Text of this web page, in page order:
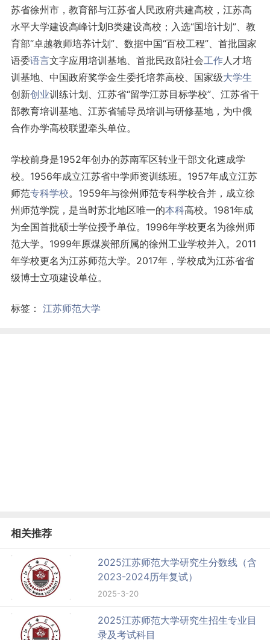
苏省徐州市，教育部与江苏省人民政府共建高校，江苏高
水平大学建设高峰计划B类建设高校；入选“国培计划”、教
育部“卓越教师培养计划”、数据中国“百校工程”、首批国家
语委语言文字应用培训基地、首批民政部社会工作人才培
训基地、中国政府奖学金生委托培养高校、国家级大学生
创新创业训练计划、江苏省“留学江苏目标学校”、江苏省干
部教育培训基地、江苏省辅导员培训与研修基地，为中俄
合作办学高校联盟牵头单位。
学校前身是1952年创办的苏南军区转业干部文化速成学
校。1956年成立江苏省中学师资训练班。1957年成立江苏
师范专科学校。1959年与徐州师范专科学校合并，成立徐
州师范学院，是当时苏北地区唯一的本科高校。1981年成
为全国首批硕士学位授予单位。1996年学校更名为徐州师
范大学。1999年原煤炭部所属的徐州工业学校并入。2011
年学校更名为江苏师范大学。2017年，学校成为江苏省省
级博士立项建设单位。
标签： 江苏师范大学
相关推荐
2025江苏师范大学研究生分数线（含
2023-2024历年复试）
2025-3-20
2025江苏师范大学研究生招生专业目
录及考试科目